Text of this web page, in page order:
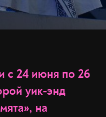
с 24 июня по 26
уик-энд
на